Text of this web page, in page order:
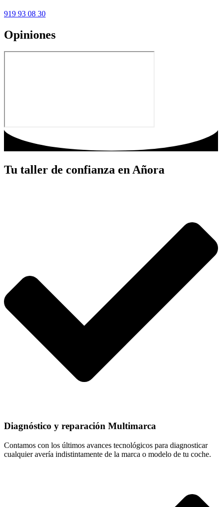
919 93 08 30
Opiniones
Tu taller de confianza en Añora
Diagnóstico y reparación Multimarca
Contamos con los últimos avances tecnológicos para diagnosticar
cualquier avería indistintamente de la marca o modelo de tu coche.